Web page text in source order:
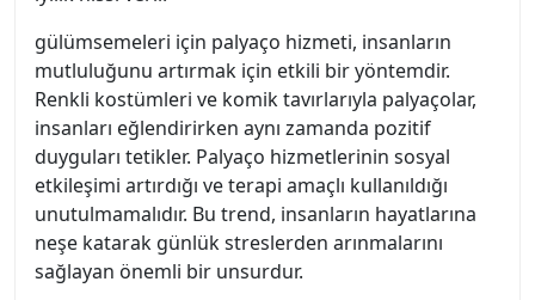
gülümsemeleri için palyaço hizmeti, insanların
mutluluğunu artırmak için etkili bir yöntemdir.
Renkli kostümleri ve komik tavırlarıyla palyaçolar,
insanları eğlendirirken aynı zamanda pozitif
duyguları tetikler. Palyaço hizmetlerinin sosyal
etkileşimi artırdığı ve terapi amaçlı kullanıldığı
unutulmamalıdır. Bu trend, insanların hayatlarına
neşe katarak günlük streslerden arınmalarını
sağlayan önemli bir unsurdur.